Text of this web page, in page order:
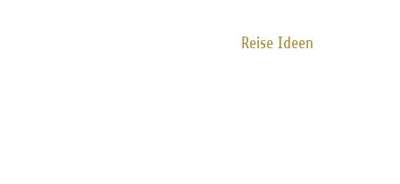
Reise Ideen